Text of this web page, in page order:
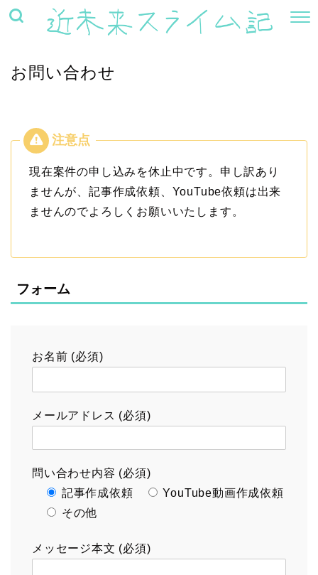
お問い合わせ
現在案件の申し込みを休止中です。申し訳あり
ませんが、記事作成依頼、YouTube依頼は出来
ませんのでよろしくお願いいたします。
フォーム
お名前 (必須)
メールアドレス (必須)
問い合わせ内容 (必須)
記事作成依頼
YouTube動画作成依頼
その他
メッセージ本文 (必須)